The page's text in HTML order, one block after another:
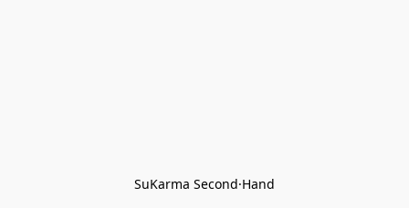
SuKarma Second·Hand